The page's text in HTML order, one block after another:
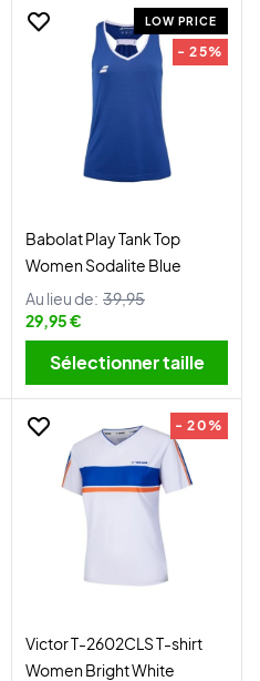
LOW PRICE
- 25%
Babolat Play Tank Top
Women Sodalite Blue
Au lieu de: 39,95
29,95 €
Sélectionner taille
- 20%
Victor T-2602CLS T-shirt
Women Bright White